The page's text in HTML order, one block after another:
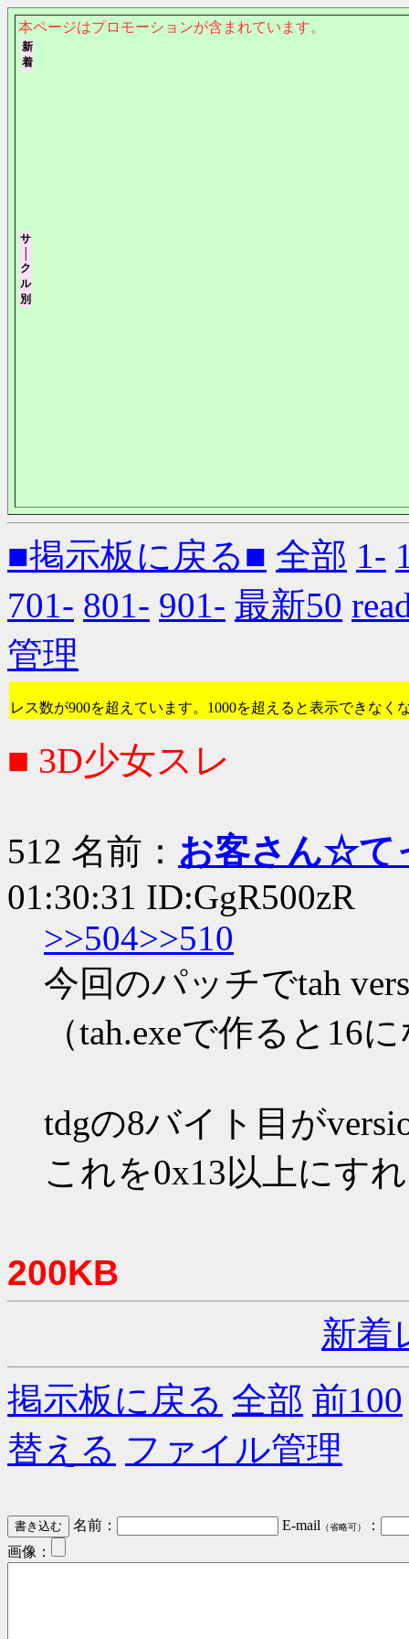
本ページはプロモーションが含まれています。
■掲示板に戻る■ 全部 1-
701- 801- 901- 最新50
管理
レス数が900を超えています。1000を超えると表示できなく
■ 3D少女スレ
512 名前： お客さん☆て
01:30:31 ID:GgR500zR
>>504>>510
今回のパッチでtah
（tah.exeで作ると16
tdgの8バイト目が
これを0x13以上にす
200KB
新着
掲示板に戻る 全部 前100
替える ファイル管理
名前： E-mail （省略可）
：
画像：